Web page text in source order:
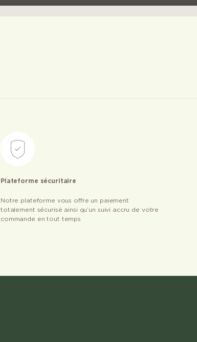
Plateforme sécuritaire
Notre plateforme vous offre un paiement
totalement sécurisé ainsi qu’un suivi accru de votre
commande en tout temps